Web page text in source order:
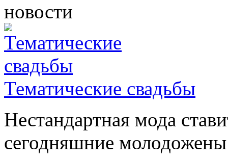
новости
Тематические свадьбы
Нестандартная мода
сегодняшние